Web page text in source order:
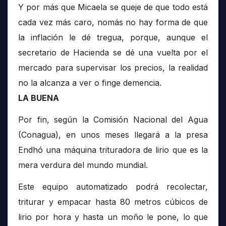
Y por más que Micaela se queje de que todo está
cada vez más caro, nomás no hay forma de que
la inflación le dé tregua, porque, aunque el
secretario de Hacienda se dé una vuelta por el
mercado para supervisar los precios, la realidad
no la alcanza a ver o finge demencia.
LA BUENA
Por fin, según la Comisión Nacional del Agua
(Conagua), en unos meses llegará a la presa
Endhó una máquina trituradora de lirio que es la
mera verdura del mundo mundial.
Este equipo automatizado podrá recolectar,
triturar y empacar hasta 80 metros cúbicos de
lirio por hora y hasta un moño le pone, lo que